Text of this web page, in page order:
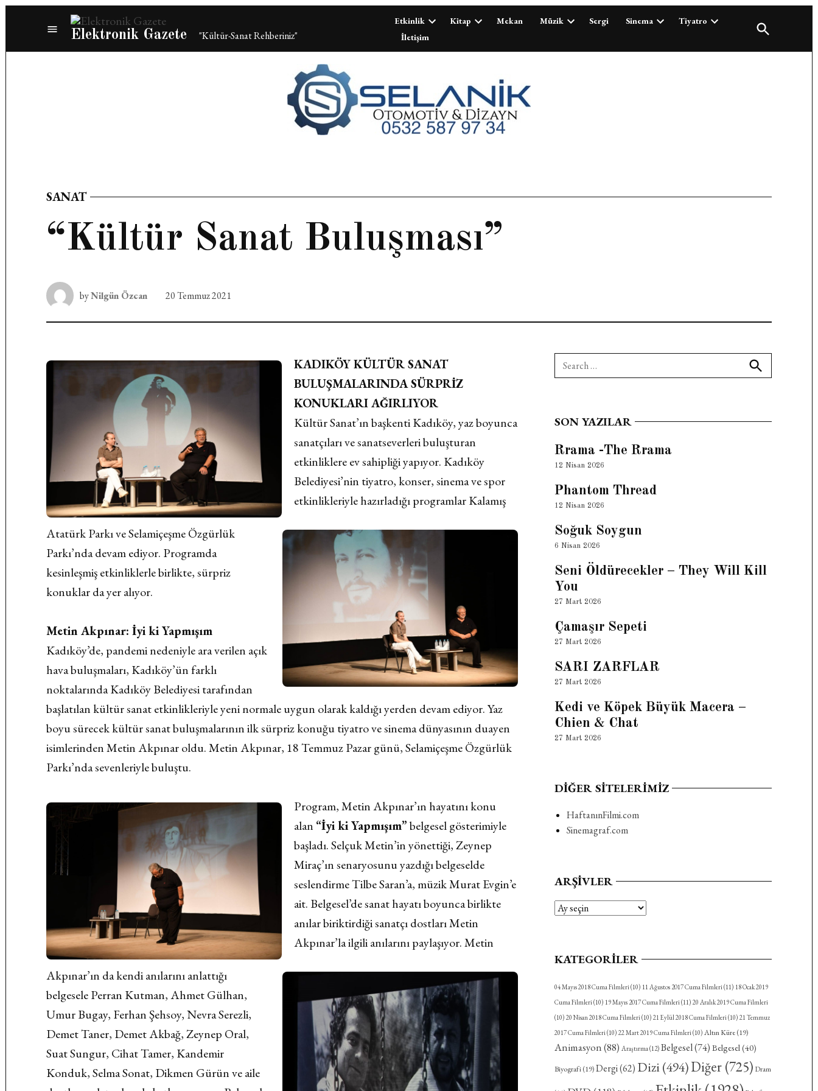
content
Elektronik Gazete "Kültür-Sanat Rehberiniz"
Etkinlik Kitap Mekan Müzik Sergi Sinema
Tiyatro
İletişim
Open
Search
POSTED
IN
SANAT
“Kültür Sanat Buluşması”
byNilgün Özcan 20 Temmuz 2021
KADIKÖY KÜLTÜR SANAT
BULUŞMALARINDA SÜRPRİZ
KONUKLARI AĞIRLIYOR
Kültür Sanat’ın başkenti Kadıköy, yaz boyunca
sanatçıları ve sanatseverleri buluşturan
etkinliklere ev sahipliği yapıyor. Kadıköy
Belediyesi’nin tiyatro, konser, sinema ve spor
etkinlikleriyle hazırladığı programlar Kalamış
Atatürk Parkı ve Selamiçeşme Özgürlük
Parkı’nda devam ediyor. Programda
kesinleşmiş etkinliklerle birlikte, sürpriz
konuklar da yer alıyor.
Metin Akpınar: İyi ki Yapmışım
Kadıköy’de, pandemi nedeniyle ara verilen açık
hava buluşmaları, Kadıköy’ün farklı
noktalarında Kadıköy Belediyesi tarafından
başlatılan kültür sanat etkinlikleriyle yeni normale uygun olarak kaldığı yerden devam ediyor. Yaz
boyu sürecek kültür sanat buluşmalarının ilk sürpriz konuğu tiyatro ve sinema dünyasının duayen
isimlerinden Metin Akpınar oldu. Metin Akpınar, 18 Temmuz Pazar günü, Selamiçeşme Özgürlük
Parkı’nda sevenleriyle buluştu.
Program, Metin Akpınar’ın hayatını konu
alan “İyi ki Yapmışım”belgesel gösterimiyle
başladı. Selçuk Metin’in yönettiği, Zeynep
Miraç’ın senaryosunu yazdığı belgeselde
seslendirme Tilbe Saran’a, müzik Murat Evgin’e
ait. Belgesel’de sanat hayatı boyunca birlikte
anılar biriktirdiği sanatçı dostları Metin
Akpınar’la ilgili anılarını paylaşıyor. Metin
Akpınar’ın da kendi anılarını anlattığı
belgesele Perran Kutman, Ahmet Gülhan,
Umur Bugay, Ferhan Şehsoy, Nevra Serezli,
Demet Taner, Demet Akbağ, Zeynep Oral,
Suat Sungur, Cihat Tamer, Kandemir
Konduk, Selma Sonat, Dikmen Gürün ve aile
Search
for:
Search
SON YAZILAR
Rrama -The Rrama
12 Nisan 2026
Phantom Thread
12 Nisan 2026
Soğuk Soygun
6 Nisan 2026
Seni Öldürecekler – They Will Kill
You
27 Mart 2026
Çamaşır Sepeti
27 Mart 2026
SARI ZARFLAR
27 Mart 2026
Kedi ve Köpek Büyük Macera –
Chien & Chat
27 Mart 2026
DIĞER SITELERIMIZ
HaftanınFilmi.com
Sinemagraf.com
ARŞIVLER
Arşivler
KATEGORILER
04 Mayıs 2018 Cuma Filmleri(10) 11 Ağustos 2017 Cuma Filmleri(11) 18 Ocak 2019
Cuma Filmleri(10) 19 Mayıs 2017 Cuma Filmleri(11) 20 Aralık 2019 Cuma Filmleri
(10) 20 Nisan 2018 Cuma Filmleri(10) 21 Eylül 2018 Cuma Filmleri(10) 21 Temmuz
2017 Cuma Filmleri(10) 22 Mart 2019 Cuma Filmleri(10) Altın Küre(19)
Animasyon(88) Araştırma(12) Belgesel(74) Belgesel(40)
Biyografi(19) Dergi(62) Dizi(494)Diğer(725) Dram